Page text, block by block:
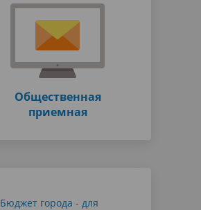
Общественная
приемная
Бюджет города - для